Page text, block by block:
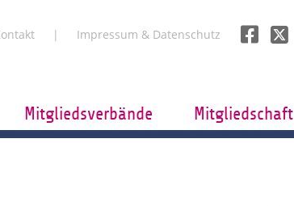
Impressum & Datenschutz
Mitgliedsverbände Mitgliedschaft